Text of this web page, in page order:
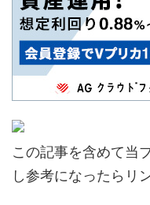
この記事を含めて当
し参考になったらリ